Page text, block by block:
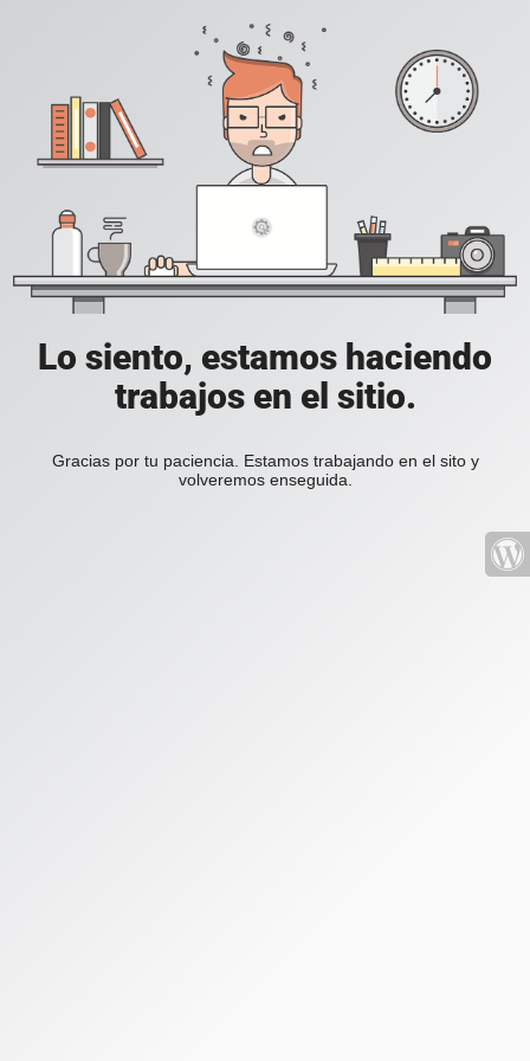
Lo siento, estamos haciendo
trabajos en el sitio.
Gracias por tu paciencia. Estamos trabajando en el sito y
volveremos enseguida.